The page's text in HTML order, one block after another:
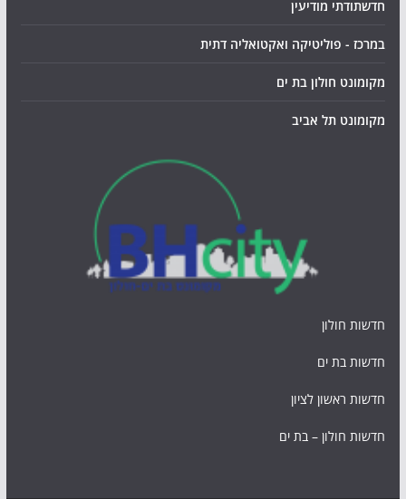
חדשתודתי מודיעין
במרכז - פוליטיקה ואקטואליה דתית
מקומונט חולון בת ים
מקומונט תל אביב
חדשות חולון
חדשות בת ים
חדשות ראשון לציון
חדשות חולון – בת ים